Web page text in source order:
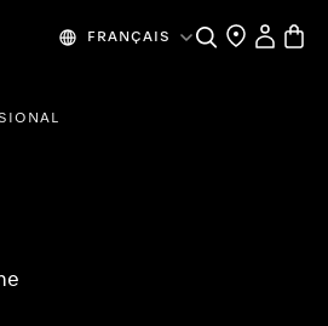
FRANÇAIS SearchFind a store
My